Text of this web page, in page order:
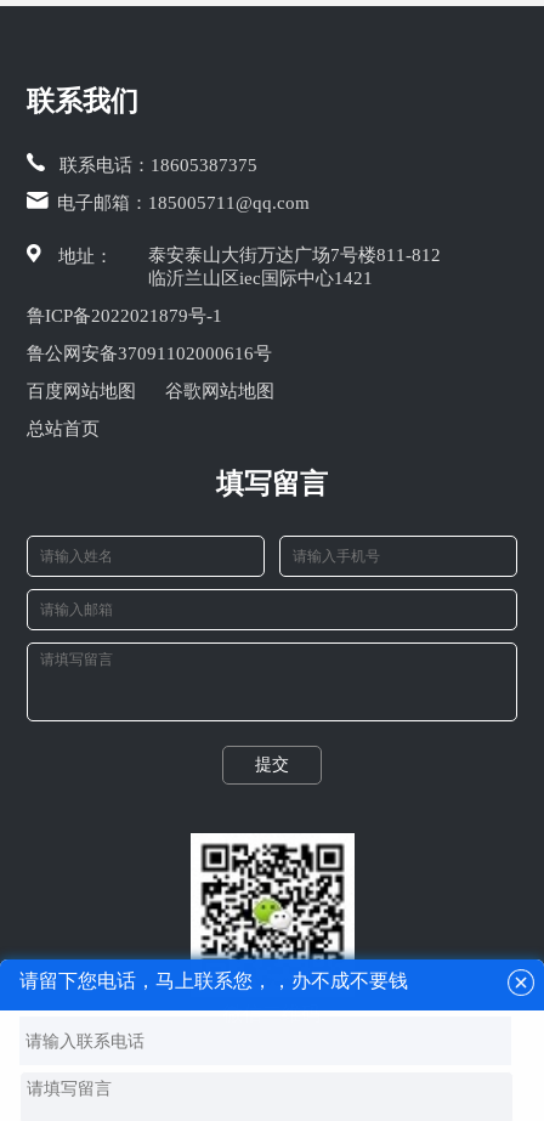
请留下您电话，马上联系您，，办不成不要钱
联系我们
联系电话： 18605387375
电子邮箱： 185005711@qq.com
地址：
泰安泰山大街万达广场7号楼811-812
临沂兰山区iec国际中心1421
鲁ICP备2022021879号-1
鲁公网安备37091102000616号
百度网站地图
谷歌网站地图
总站首页
填写留言
提交
微信二维码